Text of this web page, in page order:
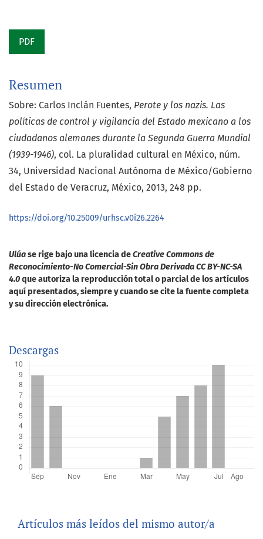
PDF
Resumen
Sobre: Carlos Inclán Fuentes, Perote y los nazis. Las
políticas de control y vigilancia del Estado mexicano a los
ciudadanos alemanes durante la Segunda Guerra Mundial
(1939-1946), col. La pluralidad cultural en México, núm.
34, Universidad Nacional Autónoma de México/Gobierno
del Estado de Veracruz, México, 2013, 248 pp.
https://doi.org/10.25009/urhsc.v0i26.2264
Ulúase rige bajo una licencia deCreative Commons de
Reconocimiento-No Comercial-Sin Obra Derivada CC BY-NC-SA
4.0que autoriza la reproducción total o parcial de los artículos
aquí presentados, siempre y cuando se cite la fuente completa
y su dirección electrónica.
Descargas
Artículos más leídos del mismo autor/a